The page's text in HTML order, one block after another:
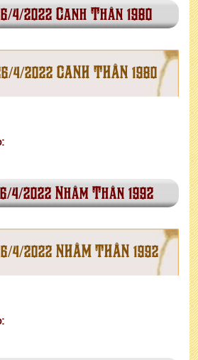
2022 Canh Thân 1980
4/2022 CANH THÂN 1980
2022 Nhâm Thân 1992
4/2022 NHÂM THÂN 1992